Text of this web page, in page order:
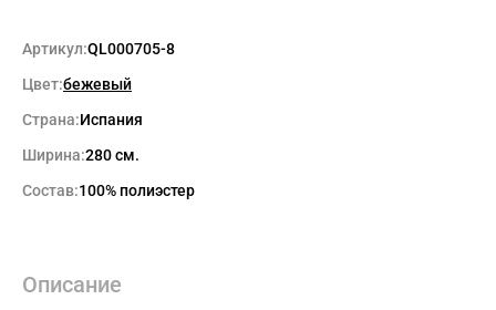
Артикул:QL000705-8
Цвет:бежевый
Страна:Испания
Ширина:280 см.
Состав:100% полиэстер
Описание